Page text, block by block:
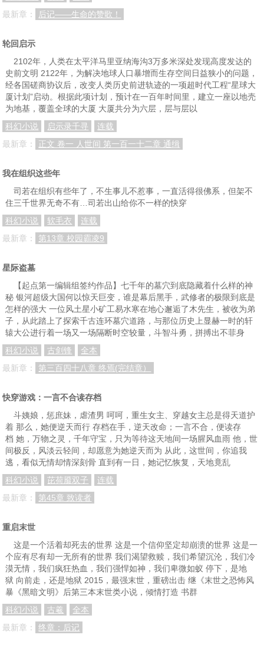
最新章：
后记——生命的赞歌！
轮回启示
2102年，人类在太平洋马里亚纳海沟3万多米深处发现高度发达的
史前文明 2122年，为解决地球人口暴增而生存空间日益狭小的问题，
经各国磋商协议后，改变人类历史前进轨迹的一项超时代工程“星球大
厦计划”启动。根据此项计划，预计在一百年时间里，建立一座以地壳
为地基，覆盖全球的大厦 大厦共分为六层，层与层以
科幻小说
启示录千寻
连载
最新章：
正文 卷一 人世间 第一百一十二章 通缉
我在组织这些年
司若在组织有些年了，不生事儿不惹事，一直活得很佛系，但架不
住三千世界无奇不有…司若出山给你不一样的快穿
科幻小说
软毛衣
连载
最新章：
第13章 校园霸凌9
星际盗墓
【起点第一编辑组签约作品】七千年的墓穴到底隐藏着什么样的神
秘 银河超级大国何以惊天巨变，谁是幕后黑手，武修者的极限到底是
怎样的强大 一位风土星小矿工易水寒在地心邂逅了木先生，被收为弟
子，从此踏上了探索千古连环墓穴道路，与那位历史上显赫一时的轩
辕大公进行着一场又一场隔断时空较量，斗智斗勇，拼搏出不菲身
科幻小说
古剑锋
全本
最新章：
第三百四十八章 终焉(完结章）
快穿游戏：一言不合读存档
斗姨娘，惩庶妹，虐渣男 呵呵，重生女主、穿越女主总是得天道护
着 那么，她便逆天而行 存档在手，逆天改命；一言不合，便读存
档 她，万物之灵，千年守宝，只为等待这天地间一场腥风血雨 他，世
间极反，风淡云轻间，却愿意为她逆天而为 从此，这世间，你追我
逃，看似无情却情深刻骨 直到有一日，她记忆恢复，天地竟乱
科幻小说
芘荷靥双子
连载
最新章：
第45章 致读者
重启末世
这是一个活着却死去的世界 这是一个信仰坚定却崩溃的世界 这是一
个应有尽有却一无所有的世界 我们渴望救赎，我们希望沉沦，我们冷
漠无情，我们疯狂热血，我们强悍如神，我们卑微如蚁 停下，是地
狱 向前走，还是地狱 2015，最强末世，重磅出击 继《末世之恐怖风
暴《黑暗文明》后第三本末世类小说，倾情打造 书群
科幻小说
古羲
全本
最新章：
终章：后记